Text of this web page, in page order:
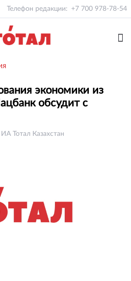
Телефон редакции: +7 700 978-78-54
экономики из
обсудит с
ИА Тотал Казахстан